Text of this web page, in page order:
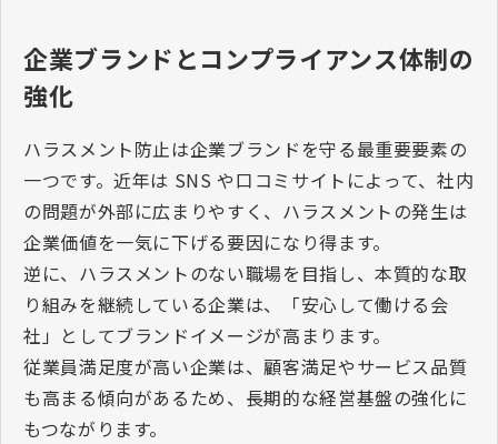
企業ブランドとコンプライアンス体制の
強化
ハラスメント防止は企業ブランドを守る最重要要素の
一つです。近年は SNSや口コミサイトによって、社内
の問題が外部に広まりやすく、ハラスメントの発生は
企業価値を一気に下げる要因になり得ます。
逆に、ハラスメントのない職場を目指し、本質的な取
り組みを継続している企業は、「安心して働ける会
社」としてブランドイメージが高まります。
従業員満足度が高い企業は、顧客満足やサービス品質
も高まる傾向があるため、長期的な経営基盤の強化に
もつながります。